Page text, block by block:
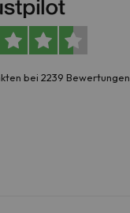
bei 2239 Bewertungen